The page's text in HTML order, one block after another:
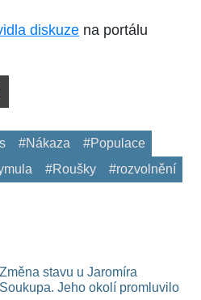
diskuze na portálu
#Nákaza
#Populace
#Roušky #rozvolnění
Změna stavu u Jaromíra
Soukupa. Jeho okolí promluvilo